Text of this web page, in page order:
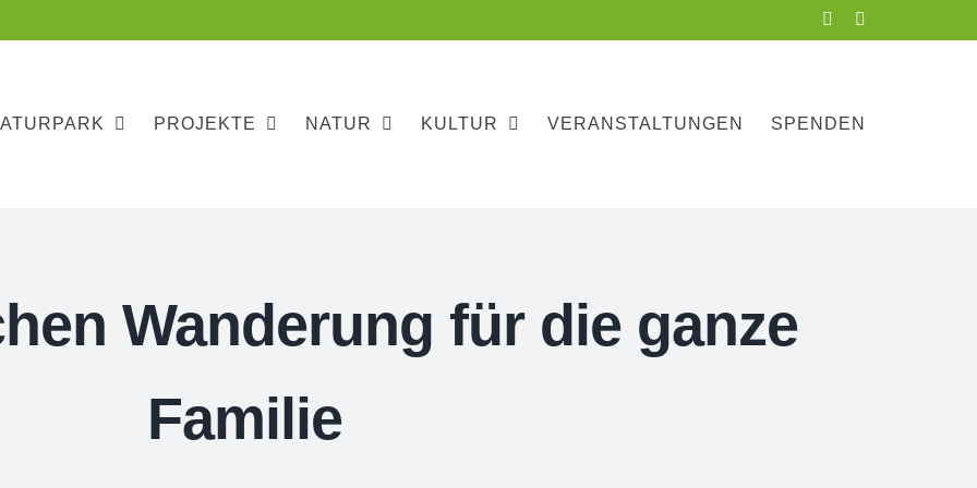
Facebook
PROJEKTE NATUR KULTUR VERANSTALTUNGEN SPENDEN
Wanderung für die ganze
Familie